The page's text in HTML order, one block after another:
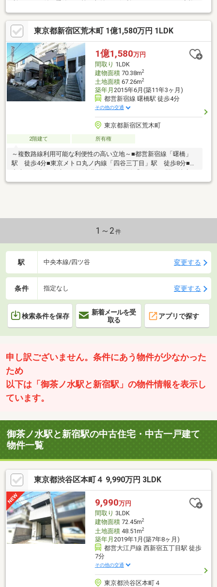
数駅・複数路線利用可能な好立地通勤やお出かけに便利な立地で
す。◆生活に便利な立地最寄り駅・小学校・スーパー・コンビ
ニ・公園が徒歩１０分圏内にございます。
東京都新宿区荒木町 1億1,580万円 1LDK
1億1,580万円
間取り 1LDK
建物面積70.38m2
土地面積67.26m2
築年月 2015年6月(築11年3ヶ月)
都営新宿線 曙橋駅 徒歩4分
その他の交通
東京都新宿区荒木町
2階建て 所有権
～複数路線利用可能な利便性の高い立地～■都営新宿線「曙橋」
駅 徒歩4分■東京メトロ丸ノ内線「四谷三丁目」駅 徒歩8分■JR
分◆2015年6月築 ◆第一種住居専用地域◆木造陸屋根3階建て
備＞東京ガス・公営水道・公共下水
1～2 件
駅 中央本線/四ツ谷 変更する
条件 指定なし 変更する
検索条件を保存
新着メールを受
取る
アプリで探す
申し訳ございません。条件にあう物件が少なかった
ため
以下は「御茶ノ水駅と新宿駅」の物件情報を表示し
ています。
御茶ノ水駅と新宿駅の中古住宅・中古一戸建て
物件一覧
東京都渋谷区本町４ 9,990万円 3LDK
9,990万円
間取り 3LDK
建物面積72.45m2
土地面積48.51m2
築年月 2019年1月(築7年8ヶ月)
都営大江戸線 西新宿五丁目駅 徒歩
7分
その他の交通
東京都渋谷区本町４